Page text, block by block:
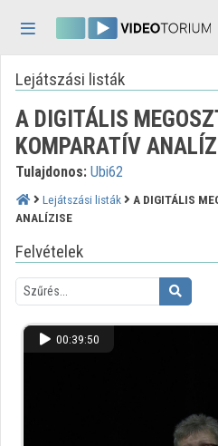
Kezdőlap
Bejelentkezés
Felfedezés
Kategóriák
Megjelenés:világos
Lejátszási listák
A DIGITÁLIS
KOMPARATÍV
Tulajdonos: Ubi62
Lejátszási listák
A DIGITÁLIS
ANALÍZISE
Felvételek
00:39:50